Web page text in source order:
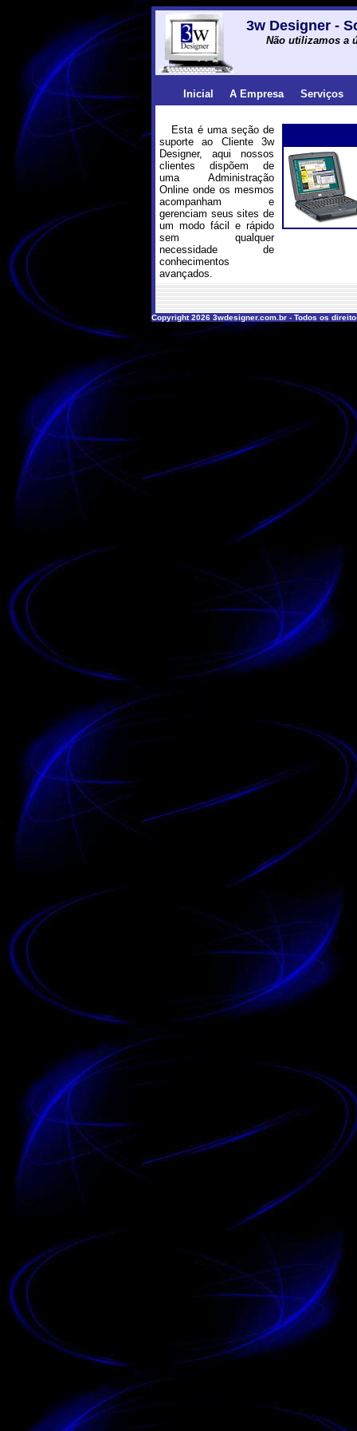
3w Designer -
Não utilizamos a
Inicial A Empresa Serviços
Esta é uma seção de
suporte ao Cliente 3w
Designer, aqui nossos
clientes dispõem de
uma Administração
Online onde os mesmos
acompanham e
gerenciam seus sites de
um modo fácil e rápido
sem qualquer
necessidade de
conhecimentos
avançados.
Copyright 2026 3wdesigner.com.br - Todos os